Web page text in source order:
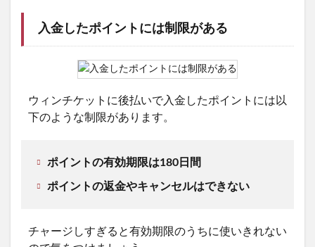
入金したポイントには制限がある
ウィンチケットに後払いで入金したポイントには以
下のような制限があります。
ポイントの有効期限は180日間
ポイントの返金やキャンセルはできない
チャージしすぎると有効期限のうちに使いきれない